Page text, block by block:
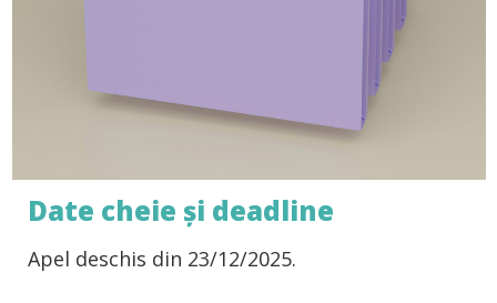
Date cheie și deadline
Apel deschis din 23/12/2025.